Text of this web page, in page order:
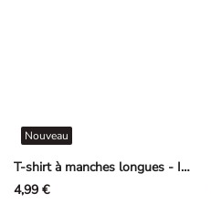
T-shirt à manches longues - Impression avant - mauve
Nouveau
4,99 €